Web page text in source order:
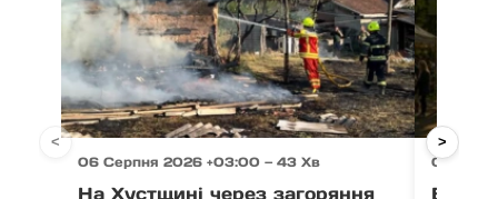
06 Серпня 2026 +03:00 — 43 Хв
На Хустщині через загоряння
06
В
< >